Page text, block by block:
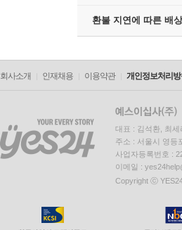
환불 지연에 따른 배상
회사소개 인재채용 이용약관 개인정보처리방
대표 : 김석환, 최세
주소 : 서울시 영등
사업자등록번호 :
이메일 :
Copyright ⓒ